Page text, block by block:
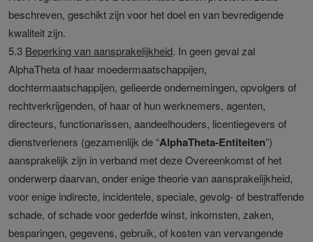
beschreven, geschikt zijn voor het doel en van bevredigende
kwaliteit zijn.
5.3 Beperking van aansprakelijkheid. In geen geval zal
AlphaTheta of haar moedermaatschappijen,
dochtermaatschappijen, gelieerde ondernemingen, opvolgers of
rechtverkrijgenden, of haar of hun werknemers, agenten,
directeurs, functionarissen, aandeelhouders, licentiegevers of
dienstverleners (gezamenlijk de “AlphaTheta-Entiteiten”)
aansprakelijk zijn in verband met deze Overeenkomst of het
onderwerp daarvan, onder enige theorie van aansprakelijkheid,
voor enige indirecte, incidentele, speciale, gevolg- of bestraffende
schade, of schade voor gederfde winst, inkomsten, zaken,
besparingen, gegevens, gebruik, of kosten van vervangende